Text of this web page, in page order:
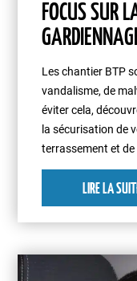
FOCUS SUR
Les chantier BTP
vandalisme, de
éviter cela,
la sécurisation de
terrassement et
LIRE LA